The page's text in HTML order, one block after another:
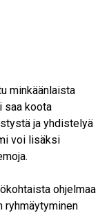
minkäänlaista
saa koota
ja yhdistelyä
voi lisäksi
ohjelmaa
ryhmäytyminen